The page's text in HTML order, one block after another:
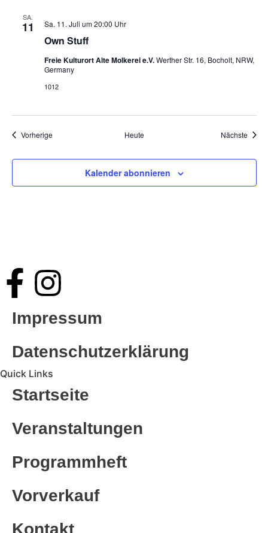
SA.
11
Own Stuff
Sa. 11. Juli um 20:00 Uhr
Freie Kulturort Alte Molkerei e.V.Werther Str. 16, Bocholt, NRW,
Germany
1012
VorherigeVeranstaltungen Heute Nächste
Kalender abonnieren
Impressum
Datenschutzerklärung
Quick Links
Startseite
Veranstaltungen
Programmheft
Vorverkauf
Kontakt